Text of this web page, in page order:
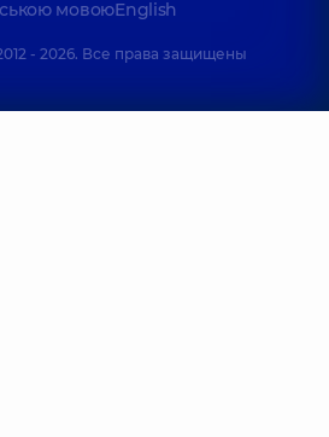
мовоюEnglish
- 2026. Все права защищены